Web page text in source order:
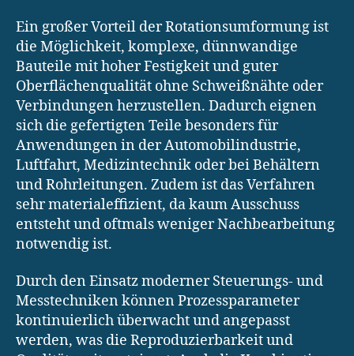
Ein großer Vorteil der Rotationsumformung ist
die Möglichkeit, komplexe, dünnwandige
Bauteile mit hoher Festigkeit und guter
Oberflächenqualität ohne Schweißnähte oder
Verbindungen herzustellen. Dadurch eignen
sich die gefertigten Teile besonders für
Anwendungen in der Automobilindustrie,
Luftfahrt, Medizintechnik oder bei Behältern
und Rohrleitungen. Zudem ist das Verfahren
sehr materialeffizient, da kaum Ausschuss
entsteht und oftmals weniger Nachbearbeitung
notwendig ist.
Durch den Einsatz moderner Steuerungs- und
Messtechniken können Prozessparameter
kontinuierlich überwacht und angepasst
werden, was die Reproduzierbarkeit und